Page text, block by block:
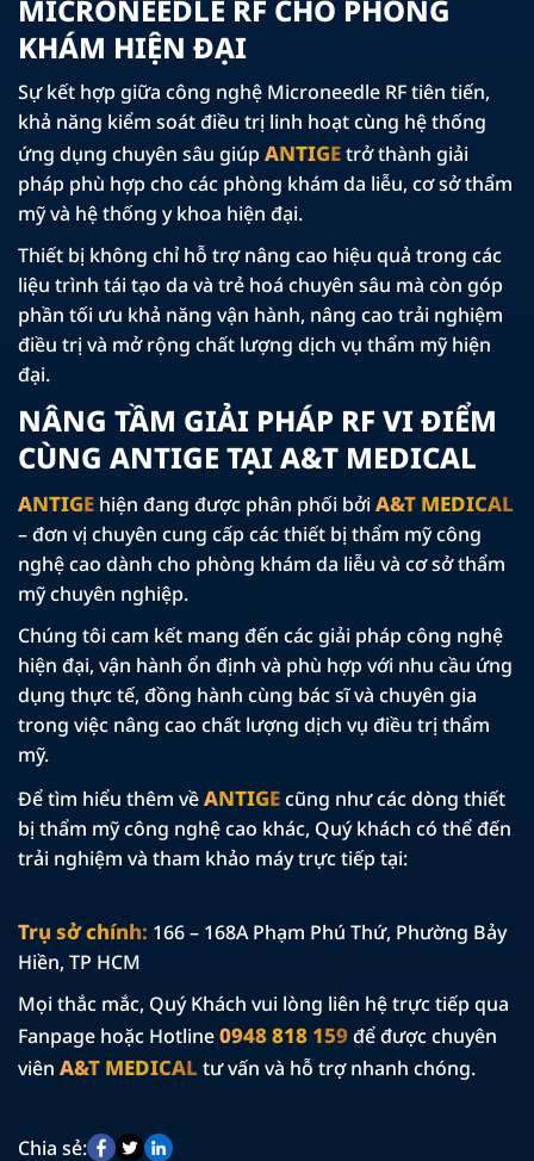
MICRONEEDLE RF CHO PHÒNG
KHÁM HIỆN ĐẠI
Sự kết hợp giữa công nghệ Microneedle RF tiên tiến,
khả năng kiểm soát điều trị linh hoạt cùng hệ thống
ứng dụng chuyên sâu giúp ANTIGEtrở thành giải
pháp phù hợp cho các phòng khám da liễu, cơ sở thẩm
mỹ và hệ thống y khoa hiện đại.
Thiết bị không chỉ hỗ trợ nâng cao hiệu quả trong các
liệu trình tái tạo da và trẻ hoá chuyên sâu mà còn góp
phần tối ưu khả năng vận hành, nâng cao trải nghiệm
điều trị và mở rộng chất lượng dịch vụ thẩm mỹ hiện
đại.
NÂNG TẦM GIẢI PHÁP RF VI ĐIỂM
CÙNG ANTIGE TẠI A&T MEDICAL
ANTIGE hiện đang được phân phối bởi A&T MEDICAL
– đơn vị chuyên cung cấp các thiết bị thẩm mỹ công
nghệ cao dành cho phòng khám da liễu và cơ sở thẩm
mỹ chuyên nghiệp.
Chúng tôi cam kết mang đến các giải pháp công nghệ
hiện đại, vận hành ổn định và phù hợp với nhu cầu ứng
dụng thực tế, đồng hành cùng bác sĩ và chuyên gia
trong việc nâng cao chất lượng dịch vụ điều trị thẩm
mỹ.
Để tìm hiểu thêm vềANTIGEcũng như các dòng thiết
bị thẩm mỹ công nghệ cao khác, Quý khách có thể đến
trải nghiệm và tham khảo máy trực tiếp tại:
Trụ sở chính: 166 – 168A Phạm Phú Thứ, Phường Bảy
Hiền, TP HCM
Mọi thắc mắc, Quý Khách vui lòng liên hệ trực tiếp qua
Fanpage hoặc Hotline0948 818 159để được chuyên
viên A&T MEDICAL tư vấn và hỗ trợ nhanh chóng.
Chia sẻ: